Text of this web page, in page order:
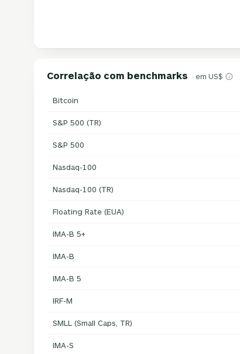
Correlação com benchmarks · em US$
Bitcoin
S&P 500 (TR)
S&P 500
Nasdaq-100
Nasdaq-100 (TR)
Floating Rate (EUA)
IMA-B 5+
IMA-B
IMA-B 5
IRF-M
SMLL (Small Caps, TR)
IMA-S